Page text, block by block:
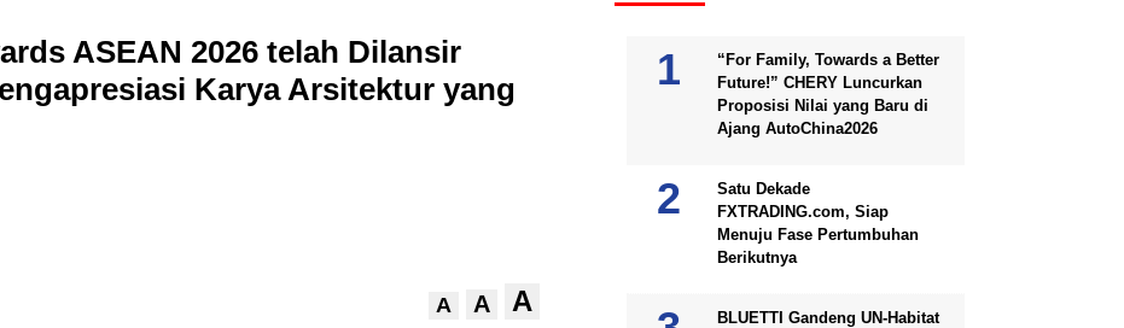
ASEAN 2026 telah Dilansir
Karya Arsitektur yang
A A A
“For Family, Towards a Better
Future!” CHERY Luncurkan
Proposisi Nilai yang Baru di
Ajang AutoChina2026
Satu Dekade
FXTRADING.com, Siap
Menuju Fase Pertumbuhan
Berikutnya
BLUETTI Gandeng UN-Habitat